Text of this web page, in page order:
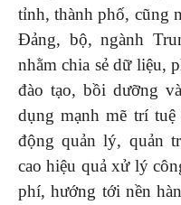
tỉnh, thành phố, cũng
Đảng, bộ, ngành
nhằm chia sẻ dữ liệu,
đào tạo, bồi dưỡng
dụng mạnh mẽ trí
động quản lý, quản
cao hiệu quả xử lý
phí, hướng tới nền